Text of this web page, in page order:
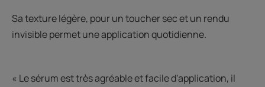
Sa texture légère, pour un toucher sec et un rendu
invisible permet une application quotidienne.
« Le sérum est très agréable et facile d'application, il